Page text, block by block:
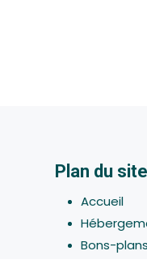
Plan du site
Accueil
Bons-plans